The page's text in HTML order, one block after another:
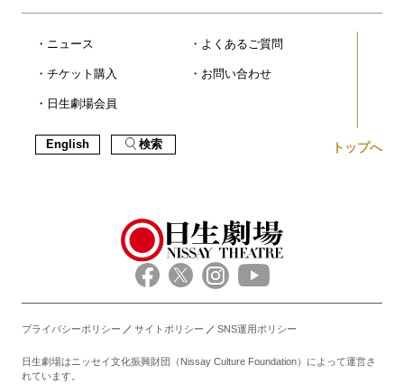
ニュース
チケット購入
日生劇場会員
よくあるご質問
お問い合わせ
English 検索 トップへ
日生劇場はニッセイ文化振興財団（Nissay Culture Foundation）によって運営さ
れています。
プライバシーポリシー サイトポリシー SNS運用ポリシー